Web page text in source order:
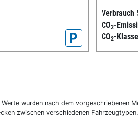
P
Verbrauch
CO2-
CO2-Klasse
Werte wurden nach dem vorgeschriebenen
zwischen verschiedenen